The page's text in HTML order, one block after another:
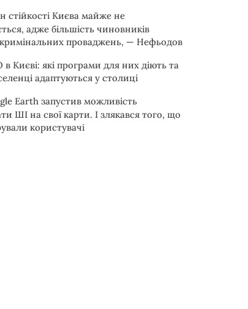
стійкості Києва майже не
адже більшість чиновників
кримінальних проваджень, — Нефьодов
Києві: які програми для них діють та
адаптуються у столиці
Earth запустив можливість
ШІ на свої карти. І злякався того, що
користувачі